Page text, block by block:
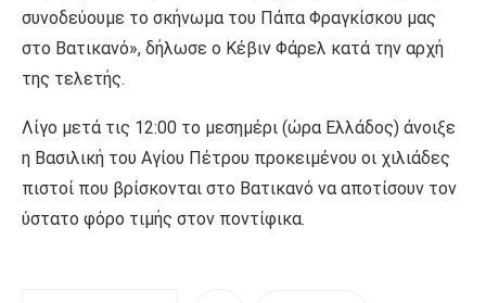
συνοδεύουμε το σκήνωμα του Πάπα Φραγκίσκου μας
στο Βατικανό», δήλωσε ο Κέβιν Φάρελ κατά την αρχή
της τελετής.
Λίγο μετά τις 12:00 το μεσημέρι (ώρα Ελλάδος) άνοιξε
η Βασιλική του Αγίου Πέτρου προκειμένου οι χιλιάδες
πιστοί που βρίσκονται στο Βατικανό να αποτίσουν τον
ύστατο φόρο τιμής στον ποντίφικα.